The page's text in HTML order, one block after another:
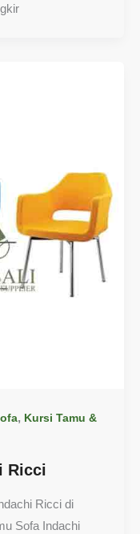
, Kursi Tamu &
Ricci
Ricci di
Sofa Indachi